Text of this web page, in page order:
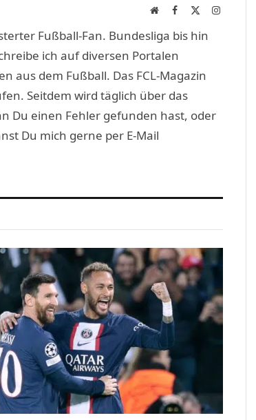
WebsiteFacebook
Fußball-Fan. Bundesliga bis hin
ich auf diversen Portalen
aus dem Fußball. Das FCL-Magazin
Seitdem wird täglich über das
Du einen Fehler gefunden hast, oder
Du mich gerne per E-Mail